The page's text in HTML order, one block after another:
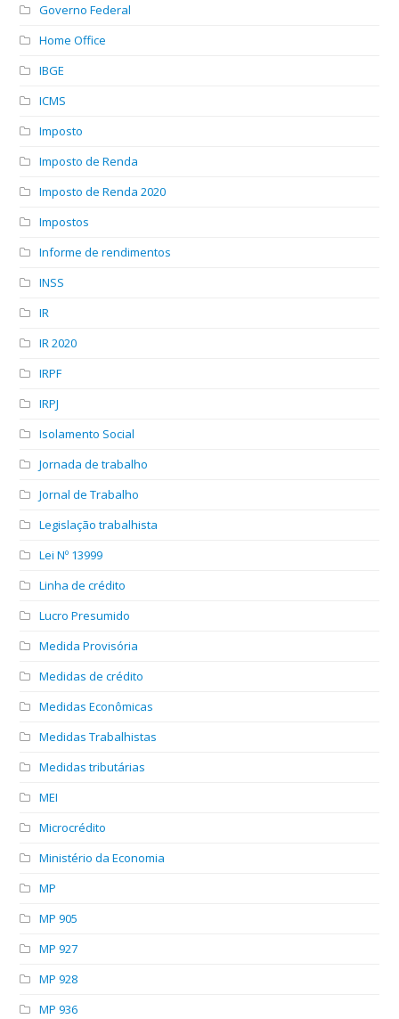
Governo Federal
Home Office
IBGE
ICMS
Imposto
Imposto de Renda
Imposto de Renda 2020
Impostos
Informe de rendimentos
INSS
IR
IR 2020
IRPF
IRPJ
Isolamento Social
Jornada de trabalho
Jornal de Trabalho
Legislação trabalhista
Lei Nº 13999
Linha de crédito
Lucro Presumido
Medida Provisória
Medidas de crédito
Medidas Econômicas
Medidas Trabalhistas
Medidas tributárias
MEI
Microcrédito
Ministério da Economia
MP
MP 905
MP 927
MP 928
MP 936